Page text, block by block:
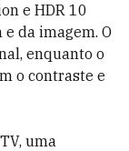
e HDR 10
da imagem. O
enquanto o
o contraste e
uma